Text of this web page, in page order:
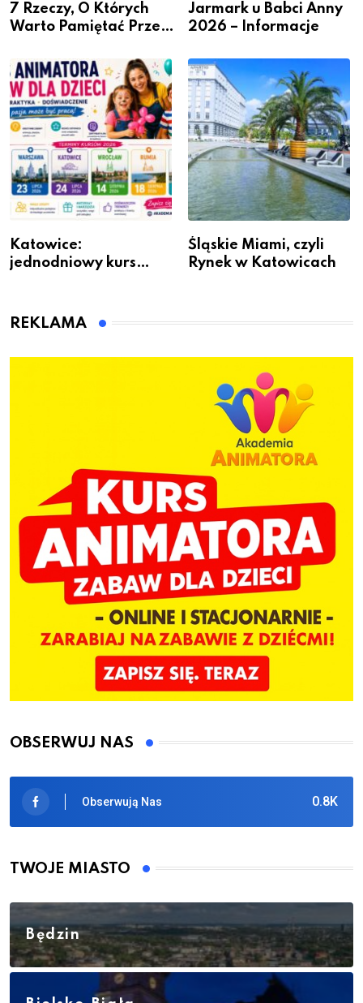
7 Rzeczy, O Których
Warto Pamiętać Przed
Jarmark u Babci Anny
2026 – Informacje
Katowice:
jednodniowy kurs
dzieci
Śląskie Miami, czyli
Rynek w Katowicach
REKLAMA
OBSERWUJ NAS
0.8K
Obserwują Nas
TWOJE MIASTO
Będzin